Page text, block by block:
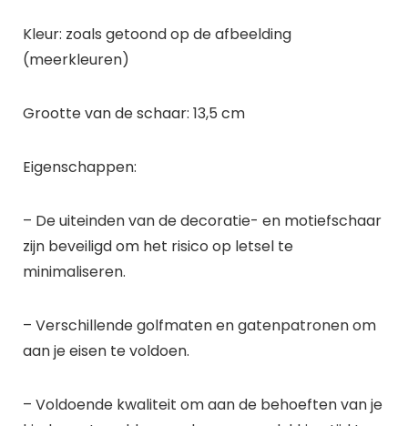
Kleur: zoals getoond op de afbeelding
(meerkleuren)
Grootte van de schaar: 13,5 cm
Eigenschappen:
– De uiteinden van de decoratie- en motiefschaar
zijn beveiligd om het risico op letsel te
minimaliseren.
– Verschillende golfmaten en gatenpatronen om
aan je eisen te voldoen.
– Voldoende kwaliteit om aan de behoeften van je